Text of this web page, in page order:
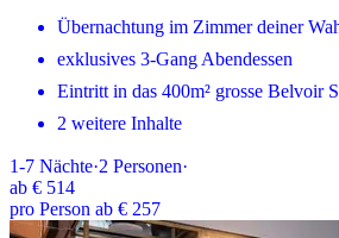
Übernachtung im Zimmer deiner
exklusives 3-Gang Abendessen
Eintritt in das 400m² grosse Belvoir
2 weitere Inhalte
1-7 Nächte·2 Personen·
ab € 514
pro Person ab € 257